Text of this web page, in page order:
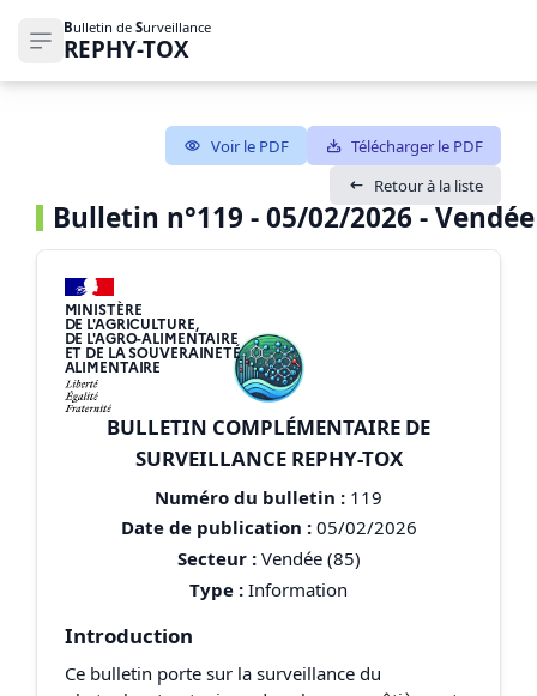
Ouvrir le menu de navigation
Bulletin de Surveillance
REPHY-TOX
Bulletin n°119 - 05/02/2026 -
Voir le PDF
Télécharger le PDF
Retour à la liste
MINISTÈRE
DE L'AGRICULTURE,
DE L'AGRO-ALIMENTAIRE
ET DE LA SOUVERAINETÉ
ALIMENTAIRE
BULLETIN COMPLÉMENTAIRE DE
SURVEILLANCE REPHY-TOX
Numéro du bulletin : 119
Date de publication :05/02/2026
Secteur :Vendée (85)
Type : Information
Introduction
Ce bulletin porte sur la surveillance du